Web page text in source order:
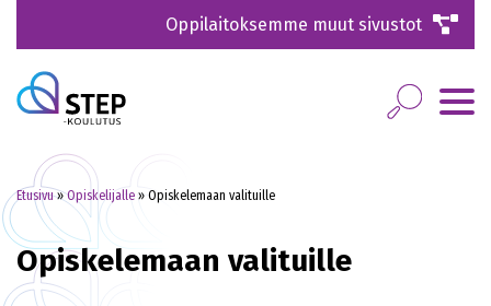
Oppilaitoksemme muut sivustot
Etusivu»Opiskelijalle » Opiskelemaan valituille
Opiskelemaan valituille